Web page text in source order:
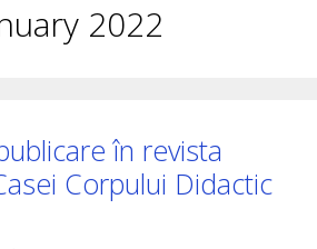
2022
în revista
Corpului Didactic